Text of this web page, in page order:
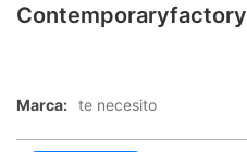
Contemporaryfactory
Marca: te necesito